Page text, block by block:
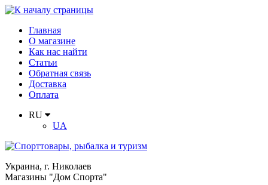
Главная
О магазине
Как нас найти
Статьи
Обратная связь
Доставка
Оплата
RU
UA
Украина, г. Николаев
Магазины "Дом Спорта"